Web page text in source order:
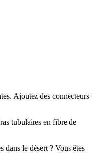
Ajoutez des connecteurs
tubulaires en fibre de
dans le désert ? Vous êtes